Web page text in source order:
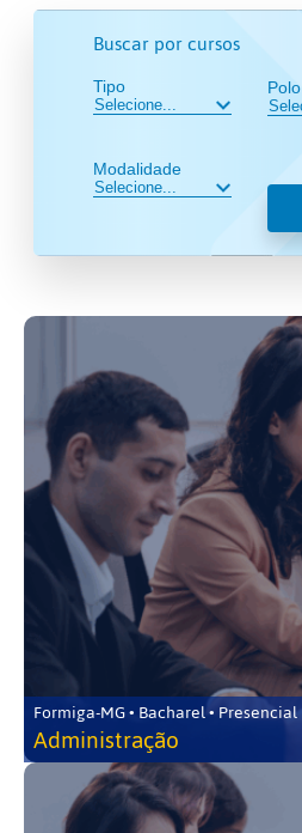
Buscar por cursos
Tipo
Modalidade
Polo
Formiga-MG • Bacharel • Presencial
Administração